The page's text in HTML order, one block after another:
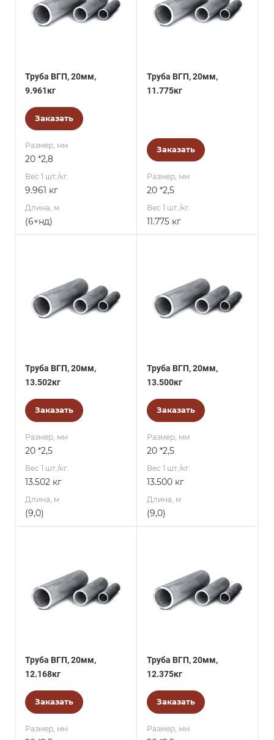
Труба ВГП, 20мм,
9.961кг
Заказать
Размер, мм
20 *2,8
Вес 1 шт./кг.
9.961 кг
Длина, м
(6+нд)
Труба ВГП, 20мм,
11.775кг
Заказать
Размер, мм
20 *2,5
Вес 1 шт./кг.
11.775 кг
Труба ВГП, 20мм,
13.502кг
Заказать
Размер, мм
20 *2,5
Вес 1 шт./кг.
13.502 кг
Длина, м
(9,0)
Труба ВГП, 20мм,
13.500кг
Заказать
Размер, мм
20 *2,5
Вес 1 шт./кг.
13.500 кг
Длина, м
(9,0)
Труба ВГП, 20мм,
12.168кг
Заказать
Размер, мм
Труба ВГП, 20мм,
12.375кг
Заказать
Размер, мм